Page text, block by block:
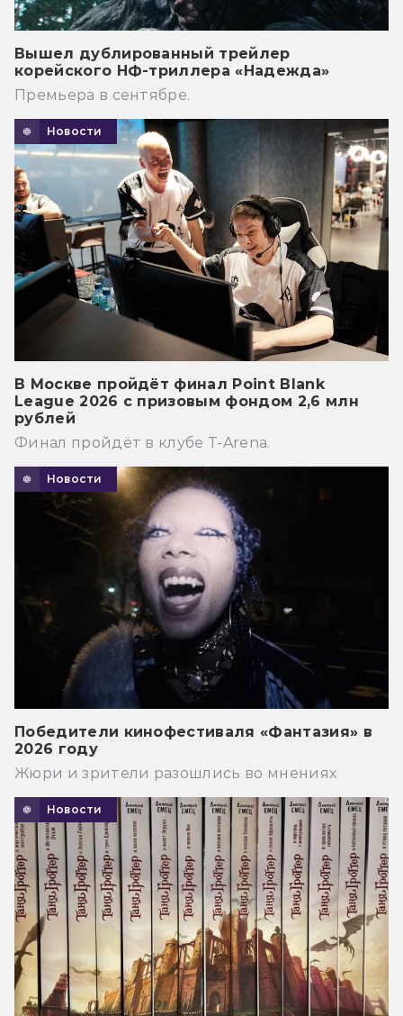
Вышел дублированный трейлер
корейского НФ-триллера «Надежда»
Премьера в сентябре.
Новости
В Москве пройдёт финал Point Blank
League 2026 с призовым фондом 2,6 млн
рублей
Финал пройдёт в клубе T-Arena.
Новости
Победители кинофестиваля «Фантазия» в
2026 году
Жюри и зрители разошлись во мнениях
Новости